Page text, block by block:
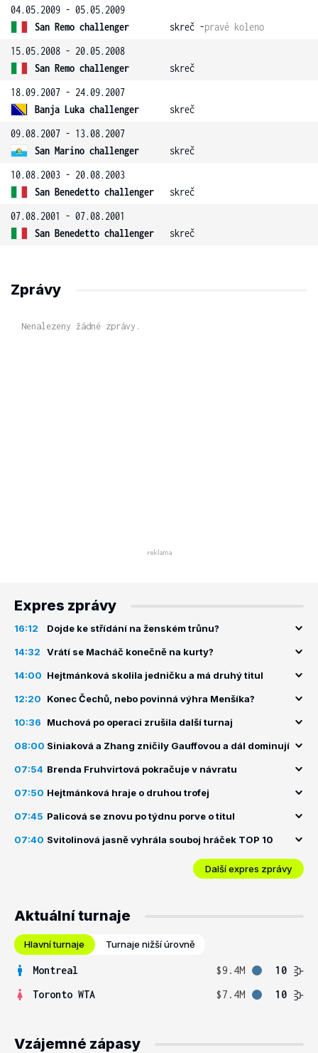
04.05.2009 - 05.05.2009
San Remo challenger
skreč -pravé koleno
15.05.2008 - 20.05.2008
San Remo challenger
skreč
18.09.2007 - 24.09.2007
Banja Luka challenger
skreč
09.08.2007 - 13.08.2007
San Marino challenger
skreč
10.08.2003 - 20.08.2003
San Benedetto challenger
skreč
07.08.2001 - 07.08.2001
San Benedetto challenger
skreč
Zprávy
Nenalezeny žádné zprávy.
Expres zprávy
16:12 Dojde ke střídání na ženském trůnu?
14:32 Vrátí se Macháč konečně na kurty?
14:00 Hejtmánková skolila jedničku a má druhý titul
12:20 Konec Čechů, nebo povinná výhra Menšíka?
10:36 Muchová po operaci zrušila další turnaj
08:00 Siniaková a Zhang zničily Gauffovou a dál dominují
07:54 Brenda Fruhvirtová pokračuje v návratu
07:50 Hejtmánková hraje o druhou trofej
07:45 Palicová se znovu po týdnu porve o titul
07:40 Svitolinová jasně vyhrála souboj hráček TOP 10
Další expres zprávy
Aktuální turnaje
Hlavní turnaje Turnaje nižší úrovně
Montreal $9.4M
10
Toronto WTA
$7.4M 10
Vzájemné zápasy